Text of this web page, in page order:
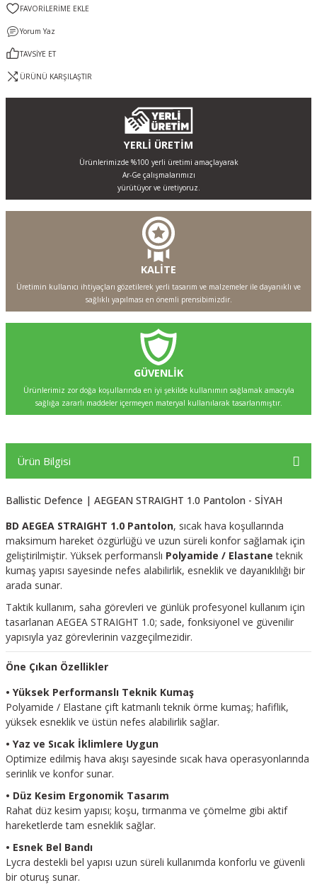
Yorum Yaz
TAVSİYE ET
ÜRÜNÜ KARŞILAŞTIR
YERLİ ÜRETİM
Ürünlerimizde %100 yerli üretimi amaçlayarak
Ar-Ge çalışmalarımızı
yürütüyor ve üretiyoruz.
KALİTE
Üretimin kullanıcı ihtiyaçları gözetilerek yerli tasarım ve malzemeler ile dayanıklı ve
sağlıklı yapılması en önemli prensibimizdir.
GÜVENLİK
Ürünlerimiz zor doğa koşullarında en iyi şekilde kullanımın sağlamak amacıyla
sağlığa zararlı maddeler içermeyen materyal kullanılarak tasarlanmıştır.
Ürün Bilgisi
Ballistic Defence | AEGEAN STRAIGHT 1.0 Pantolon - SİYAH
BD AEGEA STRAIGHT 1.0 Pantolon, sıcak hava koşullarında
maksimum hareket özgürlüğü ve uzun süreli konfor sağlamak için
geliştirilmiştir. Yüksek performanslı Polyamide / Elastane teknik
kumaş yapısı sayesinde nefes alabilirlik, esneklik ve dayanıklılığı bir
arada sunar.
Taktik kullanım, saha görevleri ve günlük profesyonel kullanım için
tasarlanan AEGEA STRAIGHT 1.0; sade, fonksiyonel ve güvenilir
yapısıyla yaz görevlerinin vazgeçilmezidir.
Öne Çıkan Özellikler
• Yüksek Performanslı Teknik Kumaş
Polyamide / Elastane çift katmanlı teknik örme kumaş; hafiflik,
yüksek esneklik ve üstün nefes alabilirlik sağlar.
• Yaz ve Sıcak İklimlere Uygun
Optimize edilmiş hava akışı sayesinde sıcak hava operasyonlarında
serinlik ve konfor sunar.
• Düz Kesim Ergonomik Tasarım
Rahat düz kesim yapısı; koşu, tırmanma ve çömelme gibi aktif
hareketlerde tam esneklik sağlar.
• Esnek Bel Bandı
Lycra destekli bel yapısı uzun süreli kullanımda konforlu ve güvenli
bir oturuş sunar.